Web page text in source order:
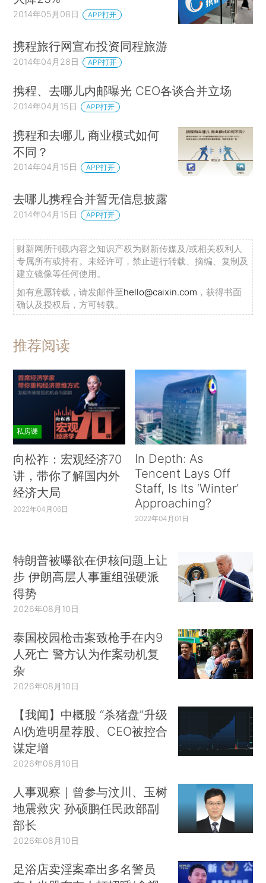
2014年05月08日 APP打开
携程旅行网宣布投资同程旅游
2014年04月28日 APP打开
携程、去哪儿内邮曝光 CEO各谈合并立场
2014年04月15日 APP打开
携程和去哪儿 商业模式如何
不同？
2014年04月15日 APP打开
去哪儿携程合并暂无信息披露
2014年04月15日 APP打开
财新网所刊载内容之知识产权为财新传媒及/或相关权利人
专属所有或持有。未经许可，禁止进行转载、摘编、复制及
建立镜像等任何使用。
如有意愿转载，请发邮件至hello@caixin.com ，获得书面
确认及授权后，方可转载。
推荐阅读
私房课
向松祚：宏观经济70
讲，带你了解国内外
经济大局
2022年04月06日
In Depth: As
Tencent Lays Off
Staff, Is Its ‘Winter’
Approaching?
2022年04月01日
特朗普被曝欲在伊核问题上让
步 伊朗高层人事重组强硬派
得势
2026年08月10日
泰国校园枪击案致枪手在内9
人死亡 警方认为作案动机复
杂
2026年08月10日
【我闻】中概股 “杀猪盘”升级
AI伪造明星荐股、CEO被控合
谋定增
2026年08月10日
人事观察｜曾参与汶川、玉树
地震救灾 孙硕鹏任民政部副
部长
2026年08月10日
足浴店卖淫案牵出多名警员